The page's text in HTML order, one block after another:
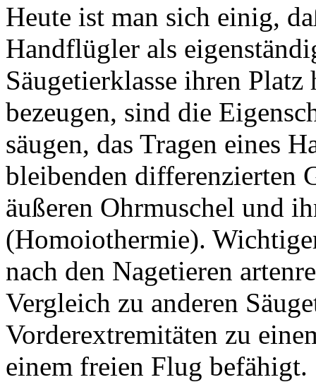
Heute ist man sich einig,
Handflügler als
Säugetierklasse ihren
bezeugen, sind die
säugen, das Tragen eines
bleibenden differenzierten
äußeren Ohrmuschel und
(Homoiothermie).
nach den Nagetieren
Vergleich zu anderen
Vorderextremitäten zu
einem freien Flug befähigt.